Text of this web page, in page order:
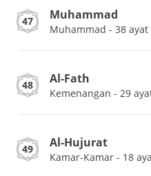
47 Muhammad
Muhammad - 38 ayat
48 Al-Fath
Kemenangan - 29
49 Al-Hujurat
Kamar-Kamar - 18